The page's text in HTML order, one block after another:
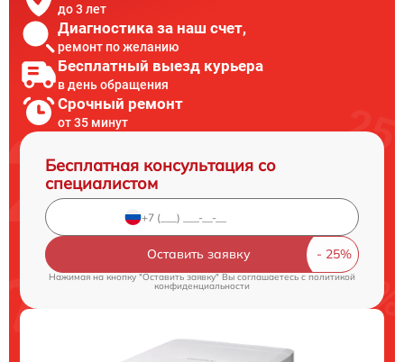
до 3 лет
Диагностика за наш счет,
ремонт по желанию
Бесплатный выезд курьера
в день обращения
Срочный ремонт
от 35 минут
Бесплатная консультация со
специалистом
Оставить заявку
Нажимая на кнопку "Оставить заявку" Вы соглашаетесь c политикой
конфиденциальности